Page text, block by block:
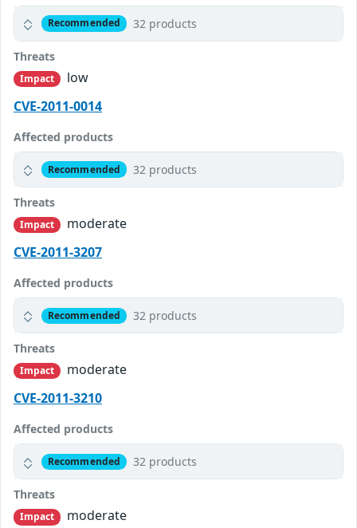
Recommended 32 products
Threats
Impact
low
CVE-2011-0014
Affected products
Recommended 32 products
Threats
Impact
moderate
CVE-2011-3207
Affected products
Recommended 32 products
Threats
Impact
moderate
CVE-2011-3210
Affected products
Recommended 32 products
Threats
Impact moderate